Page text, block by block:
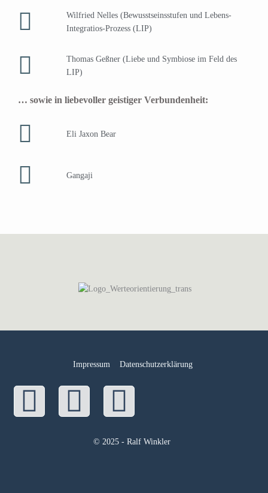
Wilfried Nelles (Bewusstseinsstufen und Lebens-
Integratios-Prozess (LIP)
Thomas Geßner (Liebe und Symbiose im Feld des
LIP)
… sowie in liebevoller geistiger Verbundenheit:
Eli Jaxon Bear
Gangaji
Impressum Datenschutzerklärung
Facebook
YoutubeInstagram
© 2025 - Ralf Winkler